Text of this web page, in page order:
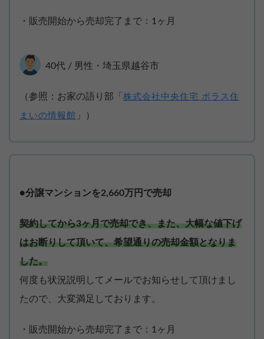
・販売開始から売却完了まで：1ヶ月
40代 / 男性・埼玉県越谷市
（参照：お家の語り部「 株式会社中央住宅 ポラス住
まいの情報館 」）
●分譲マンションを2,660万円で売却
契約してから3ヶ月で売却でき、また、大幅な値下げ
はお断りして頂いて、希望通りの売却金額となりま
した。
何度も状況説明してメールでお知らせして頂けまし
たので、大変満足しております。
・販売開始から売却完了まで：1ヶ月